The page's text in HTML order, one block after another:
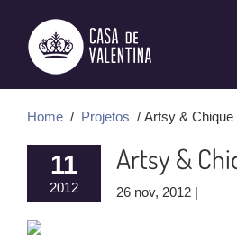
conteúdo
Home / Projetos / Artsy & Chique
11
2012
Artsy &
26 nov, 2012 |